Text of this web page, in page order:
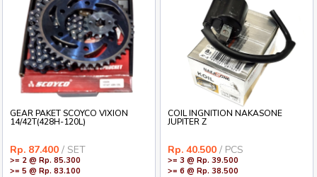
GEAR PAKET SCOYCO VIXION
14/42T(428H-120L)
Rp. 87.400 / SET
>= 2 @ Rp. 85.300
>= 5 @ Rp. 83.100
COIL INGNITION NAKASONE
JUPITER Z
Rp. 40.500 / PCS
>= 3 @ Rp. 39.500
>= 6 @ Rp. 38.500